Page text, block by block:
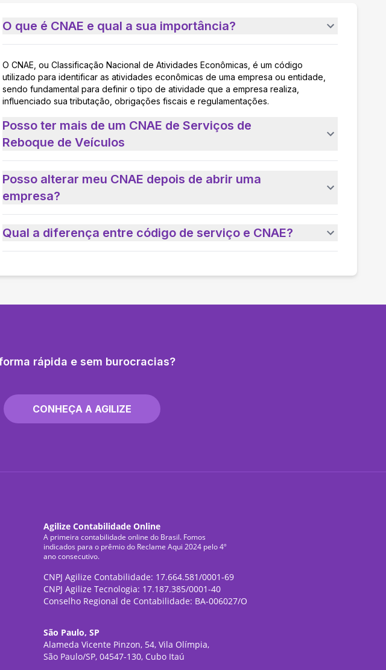
O que é CNAE e qual a sua importância?
O CNAE, ou Classificação Nacional de Atividades Econômicas, é um código
utilizado para identificar as atividades econômicas de uma empresa ou entidade,
sendo fundamental para definir o tipo de atividade que a empresa realiza,
influenciado sua tributação, obrigações fiscais e regulamentações.
Posso ter mais de um CNAE de Serviços de
Reboque de Veículos
Posso alterar meu CNAE depois de abrir uma
empresa?
Qual a diferença entre código de serviço e CNAE?
rápida e sem burocracias?
CONHEÇA A AGILIZE
Agilize Contabilidade Online
A primeira contabilidade online do Brasil. Fomos
indicados para o prêmio do Reclame Aqui 2024 pelo 4º
ano consecutivo.
CNPJ Agilize Contabilidade: 17.664.581/0001-69
CNPJ Agilize Tecnologia: 17.187.385/0001-40
Conselho Regional de Contabilidade: BA-006027/O
São Paulo, SP
Alameda Vicente Pinzon, 54, Vila Olímpia,
São Paulo/SP, 04547-130, Cubo Itaú